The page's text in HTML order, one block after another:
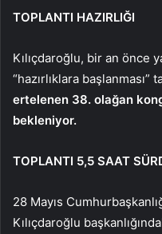
TOPLANTI HAZIRLIĞI
Kılıçdaroğlu, bir an önce
“hazırlıklara başlanması”
ertelenen 38. olağan
bekleniyor.
TOPLANTI 5,5 SAAT
28 Mayıs
Kılıçdaroğlu